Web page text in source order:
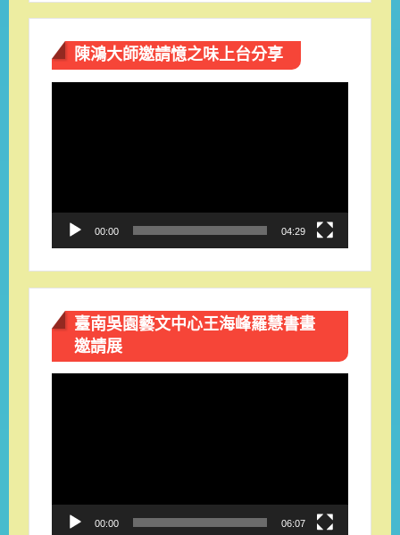
陳鴻大師邀請憶之味上台分享
00:00 04:29
臺南吳園藝文中心王海峰羅慧書畫
邀請展
00:00 06:07